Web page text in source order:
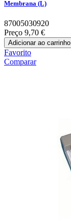
Membrana (L)
87005030920
Preço 9,70 €
Adicionar ao carrinho
Favorito
Comparar